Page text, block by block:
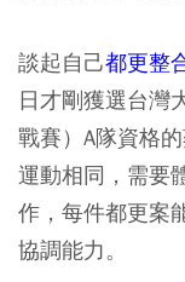
談起自己都更整
日才剛獲選台灣
戰賽）A隊資格
運動相同，需要
作，每件都更案
協調能力。